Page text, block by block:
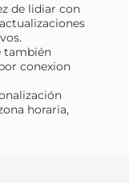
de lidiar con
también
conexion
horaria,